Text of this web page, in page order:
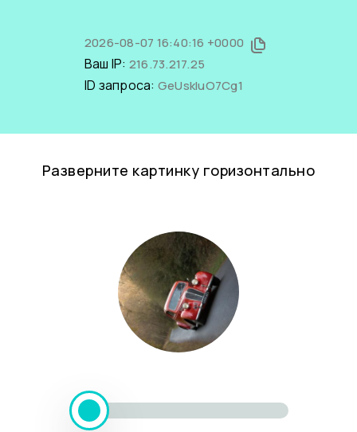
2026-08-07 16:40:16 +0000
Ваш IP: 216.73.217.25
ID запроса: GeUskIuO7Cg1
Разверните картинку горизонтально